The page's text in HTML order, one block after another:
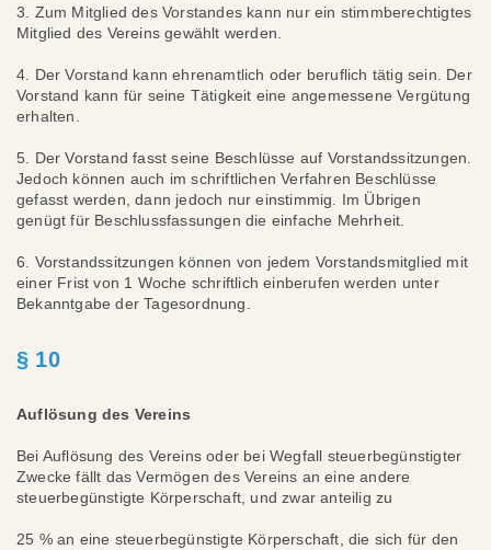
3. Zum Mitglied des Vorstandes kann nur ein stimmberechtigtes
Mitglied des Vereins gewählt werden.
4. Der Vorstand kann ehrenamtlich oder beruflich tätig sein. Der
Vorstand kann für seine Tätigkeit eine angemessene Vergütung
erhalten.
5. Der Vorstand fasst seine Beschlüsse auf Vorstandssitzungen.
Jedoch können auch im schriftlichen Verfahren Beschlüsse
gefasst werden, dann jedoch nur einstimmig. Im Übrigen
genügt für Beschlussfassungen die einfache Mehrheit.
6. Vorstandssitzungen können von jedem Vorstandsmitglied mit
einer Frist von 1 Woche schriftlich einberufen werden unter
Bekanntgabe der Tagesordnung.
§ 10
Auflösung des Vereins
Bei Auflösung des Vereins oder bei Wegfall steuerbegünstigter
Zwecke fällt das Vermögen des Vereins an eine andere
steuerbegünstigte Körperschaft, und zwar anteilig zu
25 % an eine steuerbegünstigte Körperschaft, die sich für den